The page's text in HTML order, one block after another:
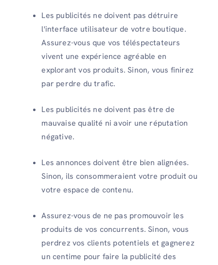
Les publicités ne doivent pas détruire
l'interface utilisateur de votre boutique.
Assurez-vous que vos téléspectateurs
vivent une expérience agréable en
explorant vos produits. Sinon, vous finirez
par perdre du trafic.
Les publicités ne doivent pas être de
mauvaise qualité ni avoir une réputation
négative.
Les annonces doivent être bien alignées.
Sinon, ils consommeraient votre produit ou
votre espace de contenu.
Assurez-vous de ne pas promouvoir les
produits de vos concurrents. Sinon, vous
perdrez vos clients potentiels et gagnerez
un centime pour faire la publicité des